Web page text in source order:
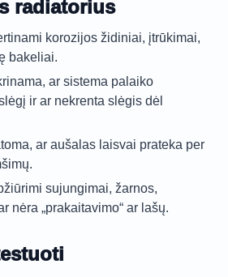
radiatorius
korozijos židiniai, įtrūkimai,
bakeliai.
ar sistema palaiko
ir ar nekrenta slėgis dėl
ar aušalas laisvai prateka per
sujungimai, žarnos,
nėra „prakaitavimo“ ar lašų.